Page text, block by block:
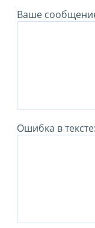
Ваше
Ошибка в тексте: